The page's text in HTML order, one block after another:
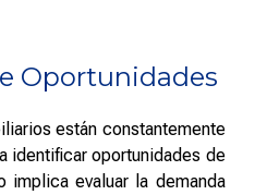
Oportunidades
están constantemente
identificar oportunidades de
implica evaluar la demanda